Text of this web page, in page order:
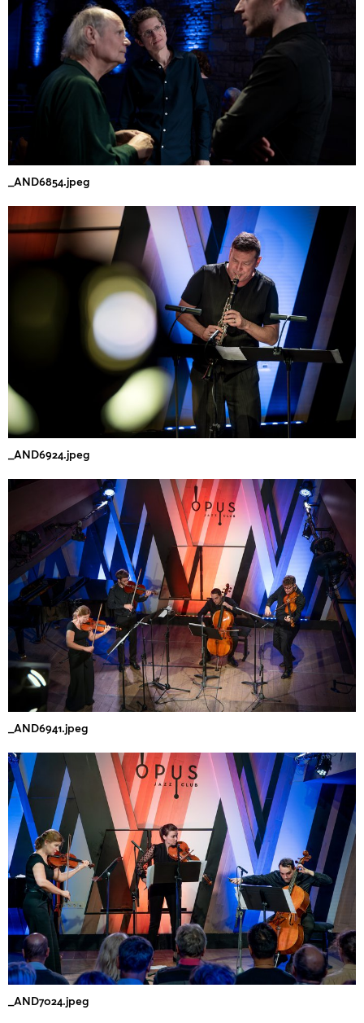
_AND6854.jpeg
_AND6924.jpeg
_AND6941.jpeg
_AND7024.jpeg